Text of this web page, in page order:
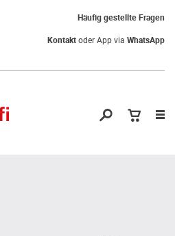
Häufig gestellte Fragen
Kontaktoder App via WhatsApp